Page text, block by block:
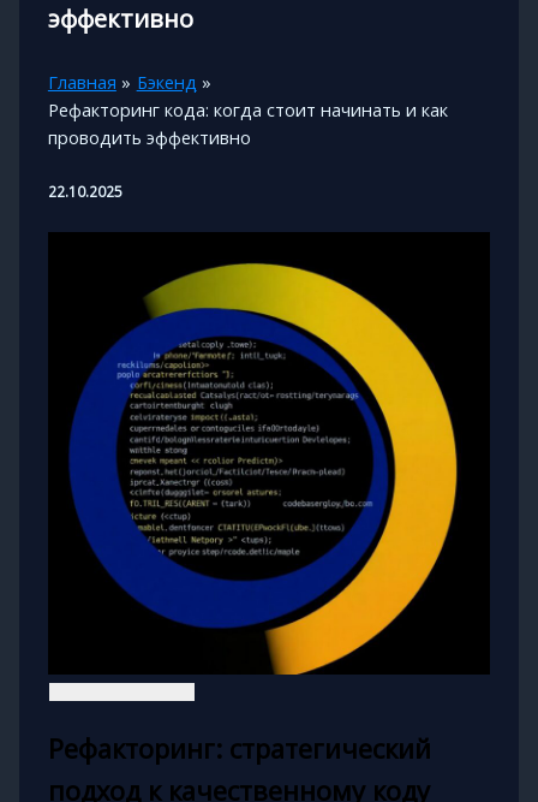
эффективно
Главная
Бэкенд
Рефакторинг кода: когда стоит начинать и как
проводить эффективно
22.10.2025
Рефакторинг: стратегический
подход к качественному коду